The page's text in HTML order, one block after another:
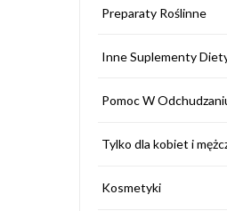
Preparaty Roślinne
Inne Suplementy
Pomoc W
Tylko dla kobiet i
Kosmetyki